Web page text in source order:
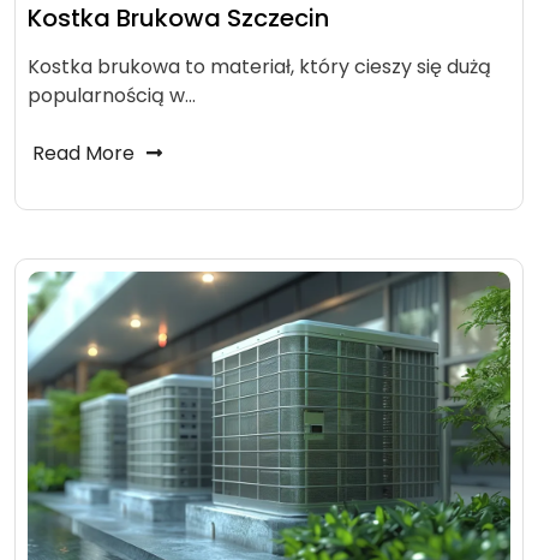
Kostka Brukowa Szczecin
Kostka brukowa to materiał, który cieszy się dużą
popularnością w…
Read More